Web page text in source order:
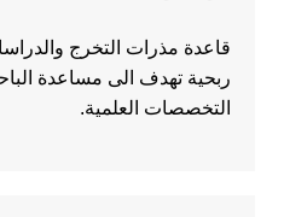
ربحية تهدف الى مساعدة
التخصصات العلمية.